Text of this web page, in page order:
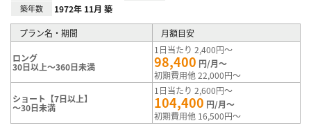
築年数 1972年 11月 築
プラン名・期間 月額目安
ロング
30日以上～360日未満
1日当たり 2,400円～
98,400 円/月～
初期費用他 22,000円～
ショート【7日以上】
～30日未満
1日当たり 2,600円～
104,400 円/月～
初期費用他 16,500円～